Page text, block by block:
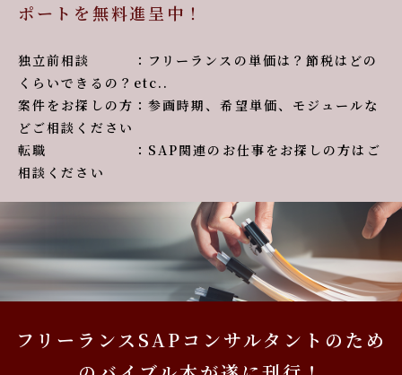
ポートを無料進呈中！
独立前相談 ：フリーランスの単価は？節税はどの
くらいできるの？etc..
案件をお探しの方：参画時期、希望単価、モジュールな
どご相談ください
転職 ：SAP関連のお仕事をお探しの方はご
相談ください
フリーランスSAPコンサルタントのため